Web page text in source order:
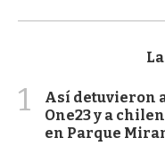
1
Así detuvieron
One23 y a
en Parque